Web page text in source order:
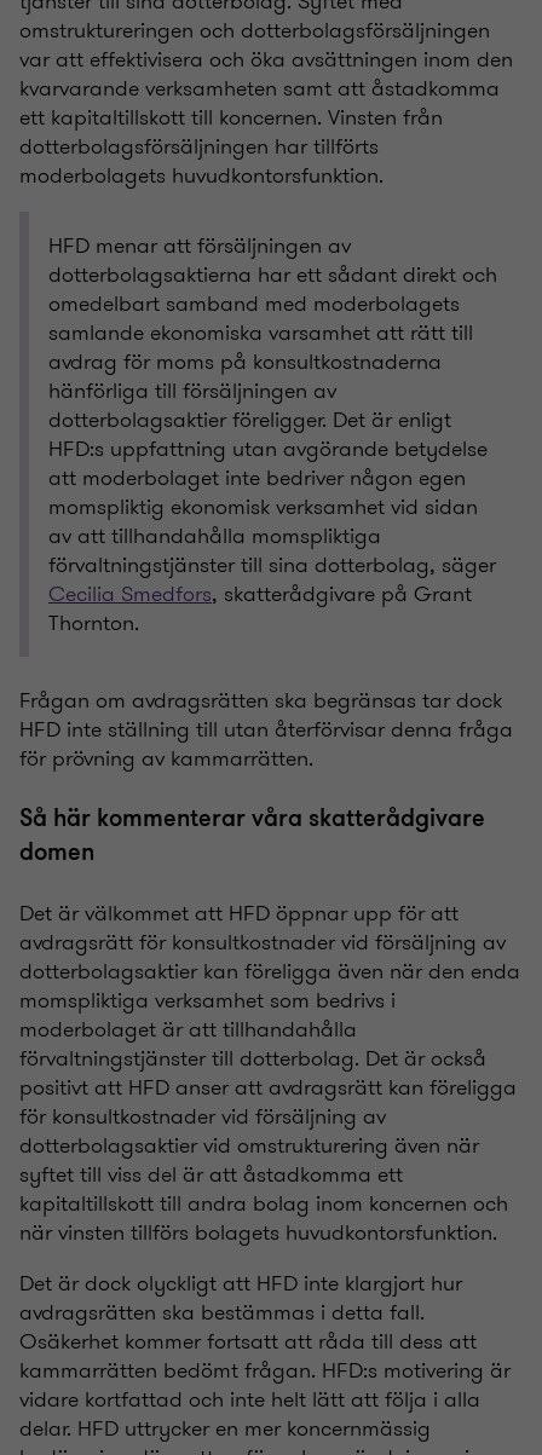
omstruktureringen och dotterbolagsförsäljningen
var att effektivisera och öka avsättningen inom den
kvarvarande verksamheten samt att åstadkomma
ett kapitaltillskott till koncernen. Vinsten från
dotterbolagsförsäljningen har tillförts
moderbolagets huvudkontorsfunktion.
HFD menar att försäljningen av
dotterbolagsaktierna har ett sådant direkt och
omedelbart samband med moderbolagets
samlande ekonomiska varsamhet att rätt till
avdrag för moms på konsultkostnaderna
hänförliga till försäljningen av
dotterbolagsaktier föreligger. Det är enligt
HFD:s uppfattning utan avgörande betydelse
att moderbolaget inte bedriver någon egen
momspliktig ekonomisk verksamhet vid sidan
av att tillhandahålla momspliktiga
förvaltningstjänster till sina dotterbolag, säger
Cecilia Smedfors, skatterådgivare på Grant
Thornton.
Frågan om avdragsrätten ska begränsas tar dock
HFD inte ställning till utan återförvisar denna fråga
för prövning av kammarrätten.
Så här kommenterar våra skatterådgivare
domen
Det är välkommet att HFD öppnar upp för att
avdragsrätt för konsultkostnader vid försäljning av
dotterbolagsaktier kan föreligga även när den enda
momspliktiga verksamhet som bedrivs i
moderbolaget är att tillhandahålla
förvaltningstjänster till dotterbolag. Det är också
positivt att HFD anser att avdragsrätt kan föreligga
för konsultkostnader vid försäljning av
dotterbolagsaktier vid omstrukturering även när
syftet till viss del är att åstadkomma ett
kapitaltillskott till andra bolag inom koncernen och
när vinsten tillförs bolagets huvudkontorsfunktion.
Det är dock olyckligt att HFD inte klargjort hur
avdragsrätten ska bestämmas i detta fall.
Osäkerhet kommer fortsatt att råda till dess att
kammarrätten bedömt frågan. HFD:s motivering är
vidare kortfattad och inte helt lätt att följa i alla
delar. HFD uttrycker en mer koncernmässig